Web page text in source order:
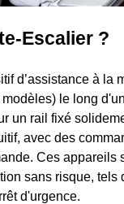
Escalier ?
d’assistance à la
le long
un rail fixé
avec des
Ces
sans risque,
d'urgence.